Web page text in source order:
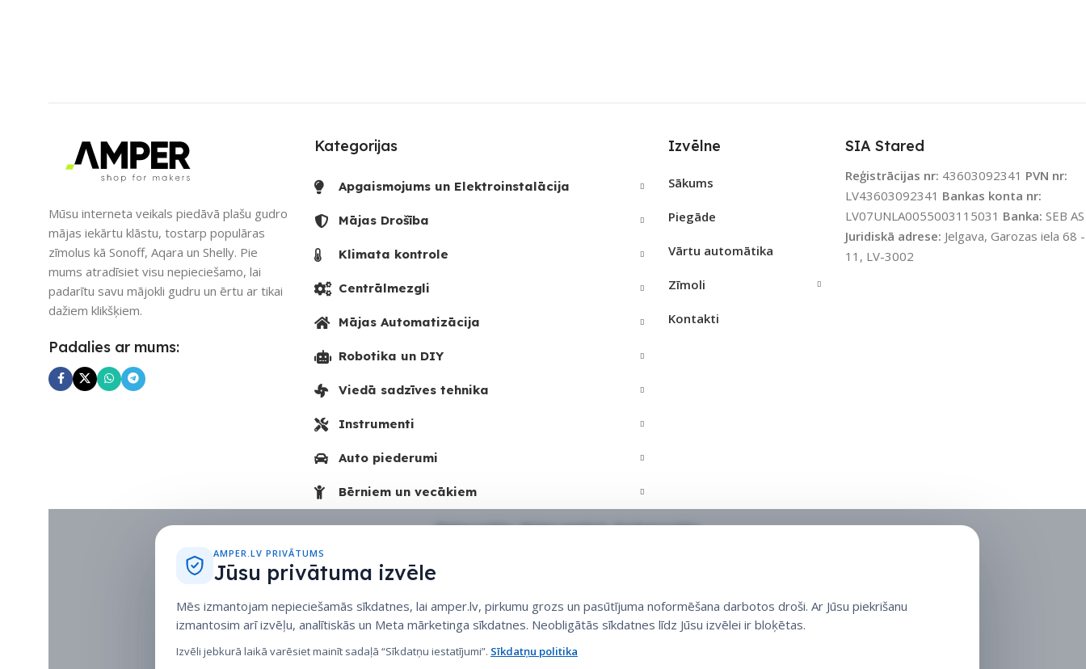
Mūsu interneta veikals piedāvā plašu gudro
mājas iekārtu klāstu, tostarp populāras
zīmolus kā Sonoff, Aqara un Shelly. Pie
mums atradīsiet visu nepieciešamo, lai
padarītu savu mājokli gudru un ērtu ar tikai
dažiem klikšķiem.
Padalies ar mums:
Kategorijas
Apgaismojums un Elektroinstalācija
Mājas Drošība
Klimata kontrole
Centrālmezgli
Mājas Automatizācija
Robotika un DIY
Viedā sadzīves tehnika
Instrumenti
Auto piederumi
Bērniem un vecākiem
Izvēlne
Sākums
Piegāde
Vārtu automātika
Zīmoli
Kontakti
SIA Stared
Reģistrācijas nr: 43603092341 PVN nr:
LV43603092341 Bankas konta nr:
LV07UNLA0055003115031 Banka: SEB AS
Juridiskā adrese: Jelgava, Garozas iela 68 -
11, LV-3002
AMPER.LV PRIVĀTUMS
Jūsu privātuma izvēle
Mēs izmantojam nepieciešamās sīkdatnes, lai amper.lv, pirkumu grozs un pasūtījuma noformēšana darbotos droši. Ar Jūsu piekrišanu
izmantosim arī izvēļu, analītiskās un Meta mārketinga sīkdatnes. Neobligātās sīkdatnes līdz Jūsu izvēlei ir bloķētas.
Izvēli jebkurā laikā varēsiet mainīt sadaļā “Sīkdatņu iestatījumi”. Sīkdatņu politika
Sīkdatņu politika• Sīkdatņu iestatījumi •Privātuma politika